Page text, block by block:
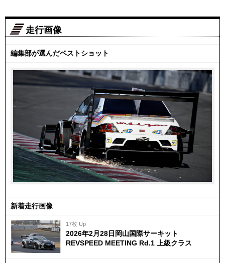
走行画像
編集部が選んだベストショット
新着走行画像
17枚 Up
2026年2月28日岡山国際サーキット
REVSPEED MEETING Rd.1 上級クラス